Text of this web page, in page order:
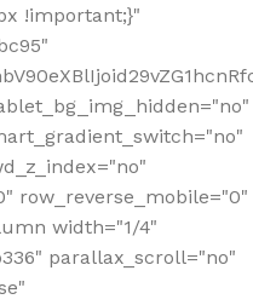
!important;}"
row_reverse_mobile="0"
width="1/4"
parallax_scroll="no"